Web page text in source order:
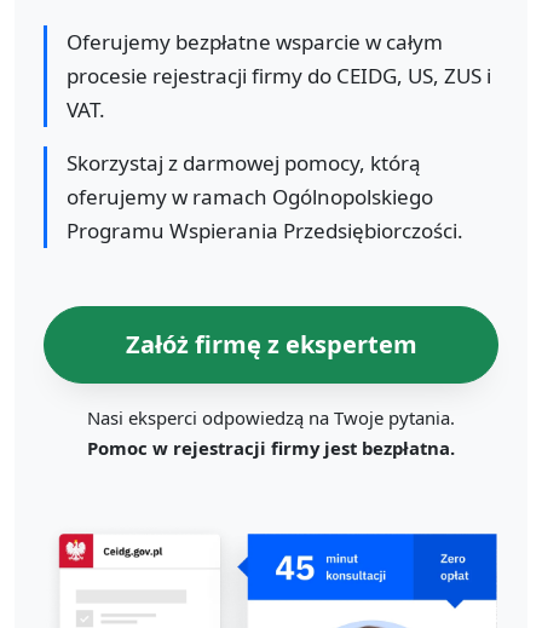
Oferujemy bezpłatne wsparcie w całym
procesie rejestracji firmy do CEIDG, US, ZUS i
VAT.
Skorzystaj z darmowej pomocy, którą
oferujemy w ramach Ogólnopolskiego
Programu Wspierania Przedsiębiorczości.
Załóż firmę z ekspertem
Nasi eksperci odpowiedzą na Twoje pytania.
Pomoc w rejestracji firmy jest bezpłatna.